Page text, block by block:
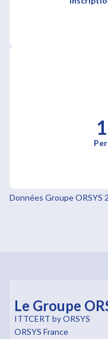
Données Groupe ORSYS
Le Groupe
ITTCERT by ORSYS
ORSYS France